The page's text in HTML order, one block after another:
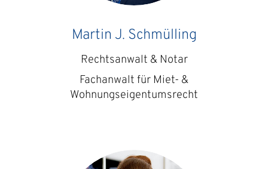
Martin J. Schmülling
Rechtsanwalt & Notar
Fachanwalt für Miet- &
Wohnungs­eigentums­recht